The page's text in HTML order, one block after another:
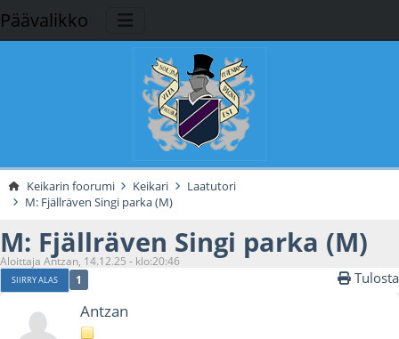
Päävalikko
Keikarin foorumi Keikari
Laatutori
M: Fjällräven Singi parka (M)
M: Fjällräven Singi parka (M)
Aloittaja Antzan, 14.12.25 - klo:20:46
SIIRRY ALAS 1 Tulosta
Antzan